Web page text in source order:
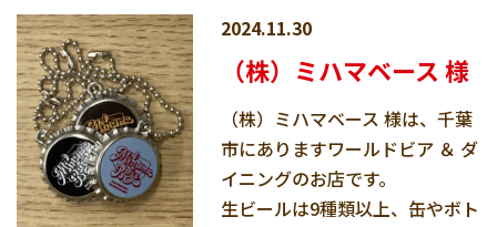
2024.11.30
（株）ミハマベース 様
（株）ミハマベース 様は、千葉
市にありますワールドビア ＆ ダ
イニングのお店です。
生ビールは9種類以上、缶やボト